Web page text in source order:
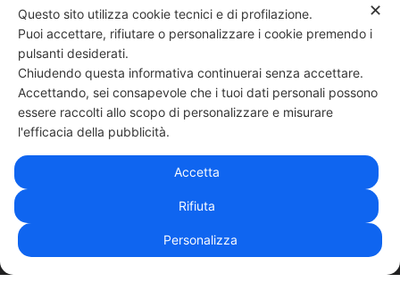
69 LIKES
331 818 4777DANIELE ESPOSITO
| PRIVACY POLICY
✕
Questo sito utilizza cookie tecnici e di profilazione.
Puoi accettare, rifiutare o personalizzare i cookie premendo i
pulsanti desiderati.
Chiudendo questa informativa continuerai senza accettare.
Accettando, sei consapevole che i tuoi dati personali possono
essere raccolti allo scopo di personalizzare e misurare
l'efficacia della pubblicità.
Accetta
Rifiuta
Personalizza